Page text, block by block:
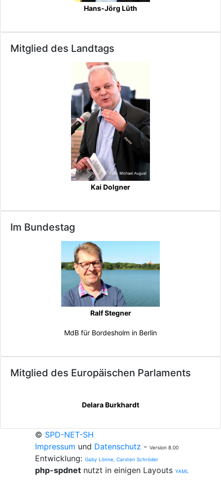
Hans-Jörg Lüth
Mitglied des Landtags
Kai Dolgner
Im Bundestag
Ralf Stegner
MdB für Bordesholm in Berlin
Mitglied des Europäischen Parlaments
Delara Burkhardt
© SPD-NET-SH
Impressum und Datenschutz - Version 8.00
Entwicklung: Gaby Lönne, Carsten Schröder
php-spdnet nutzt in einigen Layouts YAML